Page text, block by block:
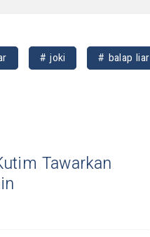
# joki
# balap liar
Tawarkan